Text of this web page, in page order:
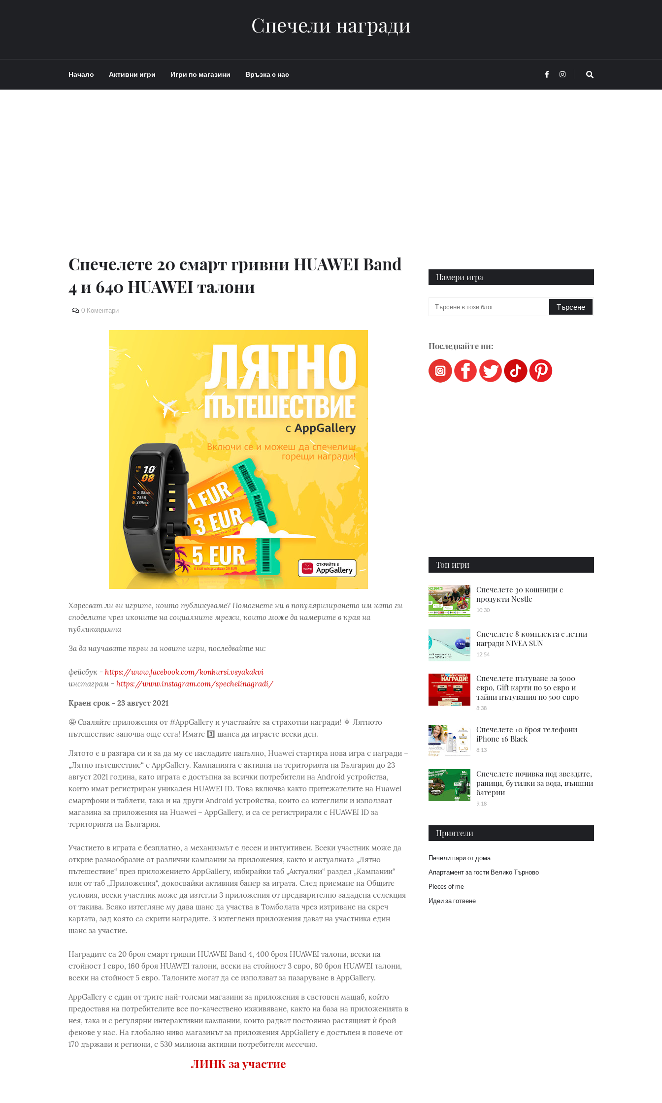
Спечели награди
Начало Активни игри Игри по магазини Връзка с нас
Спечелете 20 смарт гривни HUAWEI Band
4 и 640 HUAWEI талони
0 Коментари
Харесват ли ви игрите, които публикуваме? Помогнете ни в популяризирането им като ги
споделите чрез иконите на социалните мрежи, които може да намерите в края на
публикацията
За да научавате първи за новите игри, последвайте ни:
фейсбук - https://www.facebook.com/konkursi.vsyakakvi
инстаграм - https://www.instagram.com/spechelinagradi/
Краен срок - 23 август 2021
🤩 Сваляйте приложения от #AppGallery и участвайте за страхотни награди! 🌞 Лятното
пътешествие започва още сега! Имате 3️⃣ шанса да играете всеки ден.
Лятото е в разгара си и за да му се насладите напълно, Huawei стартира нова игра с награди –
„Лятно пътешествие“ с AppGallery. Кампанията е активна на територията на България до 23
август 2021 година, като играта е достъпна за всички потребители на Android устройства,
които имат регистриран уникален HUAWEI ID. Това включва както притежателите на Huawei
смартфони и таблети, така и на други Android устройства, които са изтеглили и използват
магазина за приложения на Huawei – AppGallery, и са се регистрирали с HUAWEI ID за
територията на България.
Участието в играта е безплатно, а механизмът е лесен и интуитивен. Всеки участник може да
открие разнообразие от различни кампании за приложения, както и актуалната „Лятно
пътешествие“ през приложението AppGallery, избирайки таб „Актуални“ раздел „Кампании“
или от таб „Приложения“, докосвайки активния банер за играта. След приемане на Общите
условия, всеки участник може да изтегли 3 приложения от предварително зададена селекция
от такива. Всяко изтегляне му дава шанс да участва в Томболата чрез изтриване на скреч
картата, зад която са скрити наградите. 3 изтеглени приложения дават на участника един
шанс за участие.
Наградите са 20 броя смарт гривни HUAWEI Band 4, 400 броя HUAWEI талони, всеки на
стойност 1 евро, 160 броя HUAWEI талони, всеки на стойност 3 евро, 80 броя HUAWEI талони,
всеки на стойност 5 евро. Талоните могат да се използват за пазаруване в AppGallery.
AppGallery е един от трите най-големи магазини за приложения в световен мащаб, който
предоставя на потребителите все по-качествено изживяване, както на база на приложенията в
нея, така и с регулярни интерактивни кампании, които радват постоянно растящият ѝ брой
фенове у нас. На глобално ниво магазинът за приложения AppGallery е достъпен в повече от
170 държави и региони, с 530 милиона активни потребители месечно.
ЛИНК за участие
Намери игра
Последвайте ни:
Топ игри
Спечелете 30 кошници с
продукти Nestle
10:30
Спечелете 8 комплекта с летни
награди NIVEA SUN
12:54
Спечелете пътуване за 5000
евро, Gift карти по 50 евро и
тайни пътувания по 500 евро
8:38
Спечелете 10 броя телефони
iPhone 16 Black
8:13
Спечелете почивка под звездите,
раници, бутилки за вода, външни
батерии
9:18
Приятели
Печели пари от дома
Апартамент за гости Велико Търново
Pieces of me
Идеи за готвене